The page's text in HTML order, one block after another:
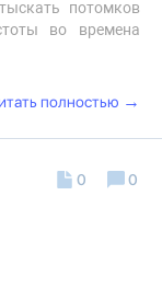
потомков
во времена
полностью →
0 0